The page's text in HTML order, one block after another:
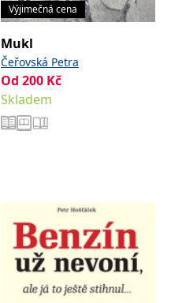
Výjimečná cena
Mukl
Čeřovská Petra
Od 200 Kč
Skladem